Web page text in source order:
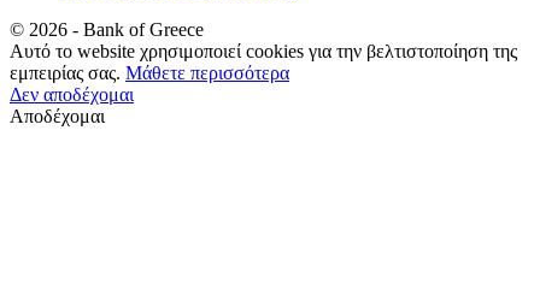
© 2026 - Bank of Greece
Αυτό το website χρησιμοποιεί cookies για την βελτιστοποίηση της
εμπειρίας σας. Μάθετε περισσότερα
Δεν αποδέχομαι
Αποδέχομαι